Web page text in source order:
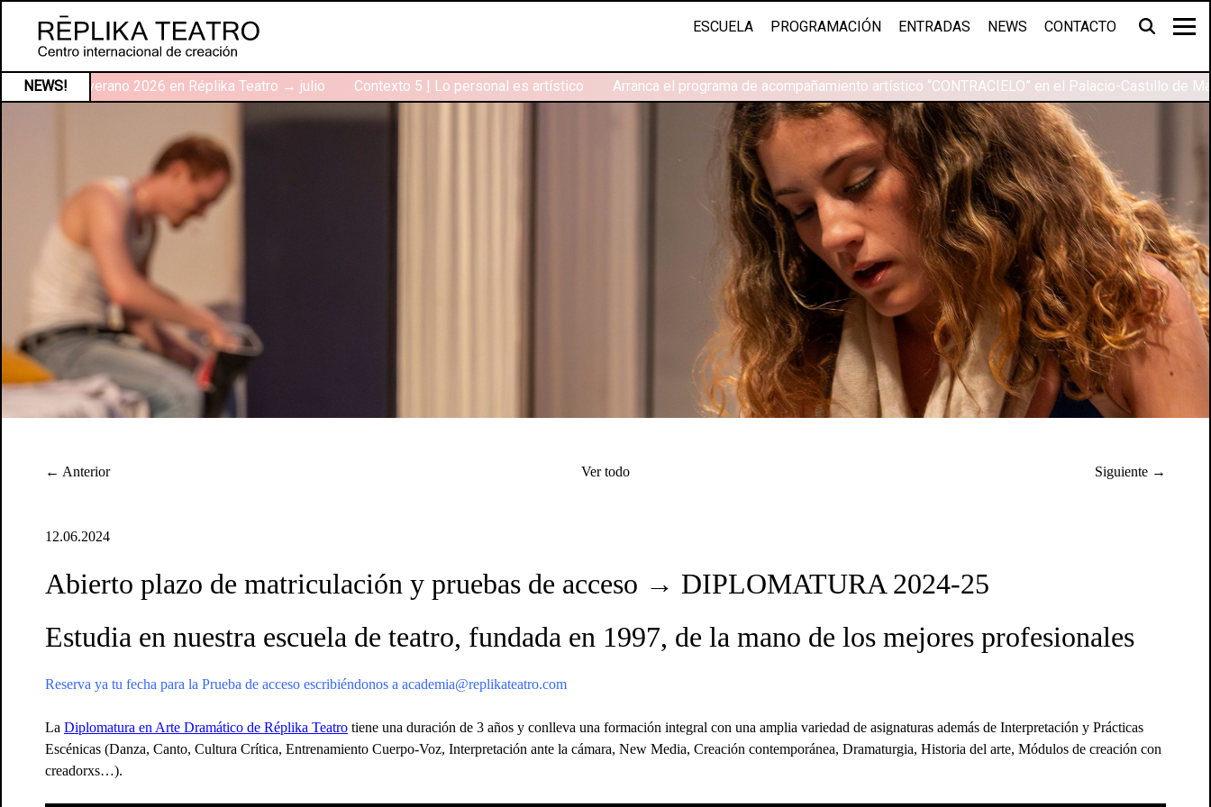
ESCUELA PROGRAMACIÓN ENTRADAS NEWS CONTACTO
NEWS!
Talleres de verano 2026 en Réplika Teatro → julio Contexto 5 | Lo personal es artístico Arranca el programa de acompañamiento artístico “CONTRACIELO” en el Palacio-Castillo de
← Anterior Ver todo Siguiente →
12.06.2024
Abierto plazo de matriculación y pruebas de acceso → DIPLOMATURA 2024-25
Estudia en nuestra escuela de teatro, fundada en 1997, de la mano de los mejores profesionales
Reserva ya tu fecha para la Prueba de acceso escribiéndonos a academia@replikateatro.com
La Diplomatura en Arte Dramático de Réplika Teatro tiene una duración de 3 años y conlleva una formación integral con una amplia variedad de asignaturas además de Interpretación y Prácticas
Escénicas (Danza, Canto, Cultura Crítica, Entrenamiento Cuerpo-Voz, Interpretación ante la cámara, New Media, Creación contemporánea, Dramaturgia, Historia del arte, Módulos de creación con
creadorxs…).